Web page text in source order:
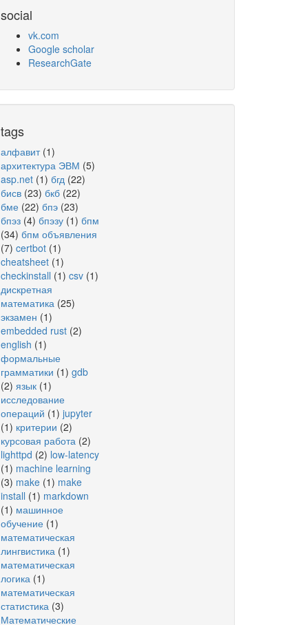
social
vk.com
Google scholar
ResearchGate
tags
алфавит(1)
архитектура ЭВМ (5)
asp.net (1) бгд (22)
бисв (23) бкб (22)
бме (22) бпэ (23)
бпэз (4) бпэзу (1) бпм
(34) бпм объявления
(7) certbot (1)
cheatsheet (1)
checkinstall (1) csv (1)
дискретная
математика (25)
экзамен (1)
embedded rust (2)
english (1)
формальные
грамматики (1) gdb
(2) язык (1)
исследование
операций (1) jupyter
(1) критерии (2)
курсовая работа (2)
lighttpd (2) low-latency
(1) machine learning
(3) make (1) make
install (1) markdown
(1) машинное
обучение (1)
математическая
лингвистика (1)
математическая
логика (1)
математическая
статистика (3)
Математические